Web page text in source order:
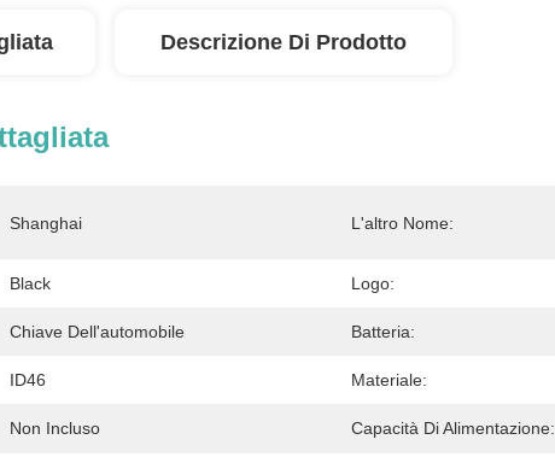
Descrizione Di Prodotto
Shanghai L'altro Nome:
Black Logo:
Chiave Dell'automobile Batteria:
ID46 Materiale:
Non Incluso Capacità Di Alimentazione: